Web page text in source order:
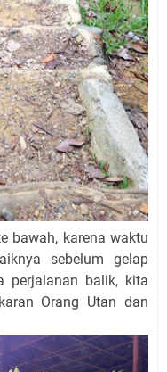
bawah, karena waktu
sebelum gelap
perjalanan balik, kita
Orang Utan dan